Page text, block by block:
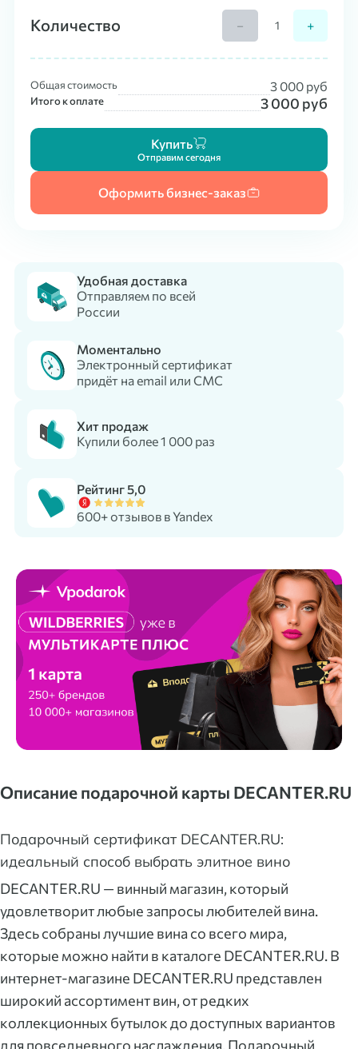
Количество − +
Общая стоимость 3 000 руб
Итого к оплате 3 000 руб
Купить
Отправим сегодня
Оформить бизнес-заказ
Удобная доставка
Отправляем по всей
России
Моментально
Электронный сертификат
придёт на email или СМС
Хит продаж
Купили более 1 000 раз
Рейтинг 5,0
600+ отзывов в Yandex
Описание подарочной карты DECANTER.RU
Подарочный сертификат DECANTER.RU:
идеальный способ выбрать элитное вино
DECANTER.RU — винный магазин, который
удовлетворит любые запросы любителей вина.
Здесь собраны лучшие вина со всего мира,
которые можно найти в каталоге DECANTER.RU. В
интернет-магазине DECANTER.RU представлен
широкий ассортимент вин, от редких
коллекционных бутылок до доступных вариантов
для повседневного наслаждения. Подарочный